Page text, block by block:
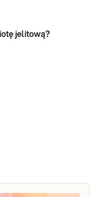
jelitową?